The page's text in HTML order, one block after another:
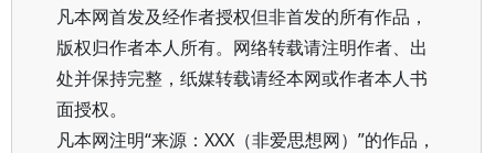
凡本网首发及经作者授权但非首发的所有作品，
版权归作者本人所有。网络转载请注明作者、出
处并保持完整，纸媒转载请经本网或作者本人书
面授权。
凡本网注明“来源：XXX（非爱思想网）”的作品，